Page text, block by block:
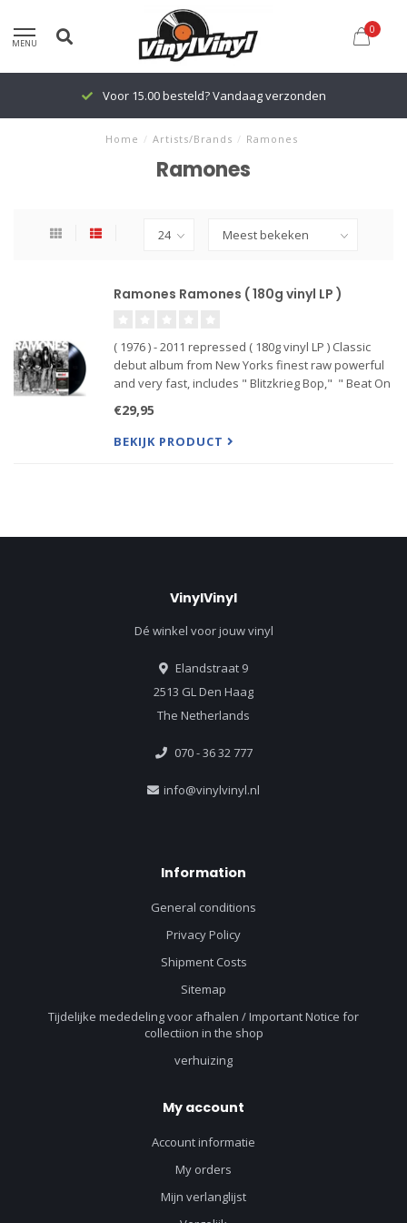
MENU
0
Voor 15.00 besteld? Vandaag verzonden
Home / Artists/Brands / Ramones
Ramones
Ramones Ramones ( 180g vinyl LP )
( 1976 ) - 2011 repressed ( 180g vinyl LP ) Classic
debut album from New Yorks finest raw powerful
and very fast, includes " Blitzkrieg Bop," " Beat On
I Wanna Sniff Some Glue."
€29,95
BEKIJK PRODUCT
VinylVinyl
Dé winkel voor jouw vinyl
Elandstraat 9
2513 GL Den Haag
The Netherlands
070 - 36 32 777
info@vinylvinyl.nl
Information
General conditions
Privacy Policy
Shipment Costs
Sitemap
Tijdelijke mededeling voor afhalen / Important Notice for
collectiion in the shop
verhuizing
My account
Account informatie
My orders
Mijn verlanglijst